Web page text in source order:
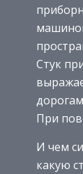
Стук
При
И чем
какую